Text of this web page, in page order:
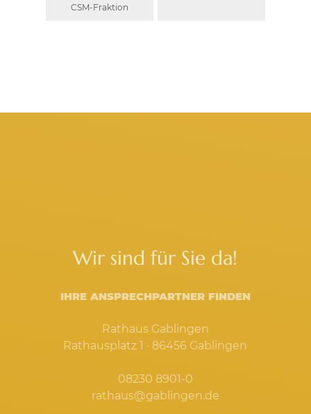
CSM-Fraktion
Wir sind für Sie da!
IHRE ANSPRECHPARTNER FINDEN
Rathaus Gablingen
Rathausplatz 1 · 86456 Gablingen
08230 8901-0
rathaus@gablingen.de